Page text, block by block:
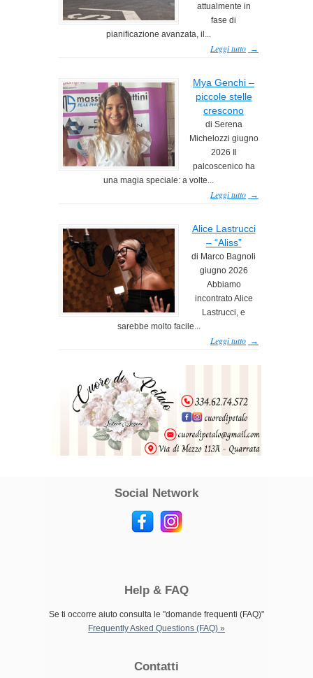
attualmente in
fase di
pianificazione avanzata, il...
Leggi tutto →
Mya Genchi –
piccole stelle
crescono
di Serena
Michelozzi giugno
2026 Il
palcoscenico ha
una magia speciale: a volte...
Leggi tutto →
Alice Lastrucci
– “Aliss”
di Marco Bagnoli
giugno 2026
Abbiamo
incontrato Alice
Lastrucci, e
sarebbe molto facile...
Leggi tutto →
Social Network
Help & FAQ
Se ti occorre aiuto consulta le "domande frequenti (FAQ)"
Frequently Asked Questions (FAQ) »
Contatti